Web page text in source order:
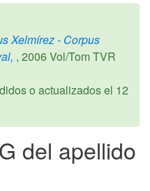
Xelmírez - Corpus
, 2006Vol/Tom TVR
o actualizados el 12
del apellido